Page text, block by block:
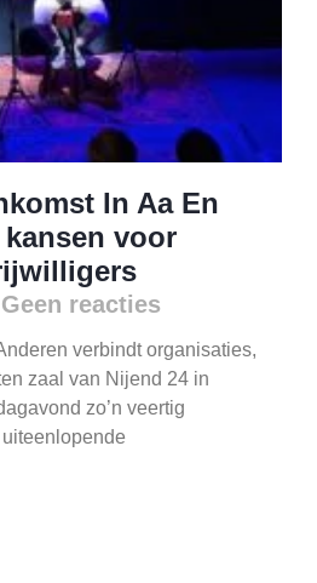
In Aa En
voor
Geen reacties
verbindt organisaties,
zaal van Nijend 24 in
zo’n veertig